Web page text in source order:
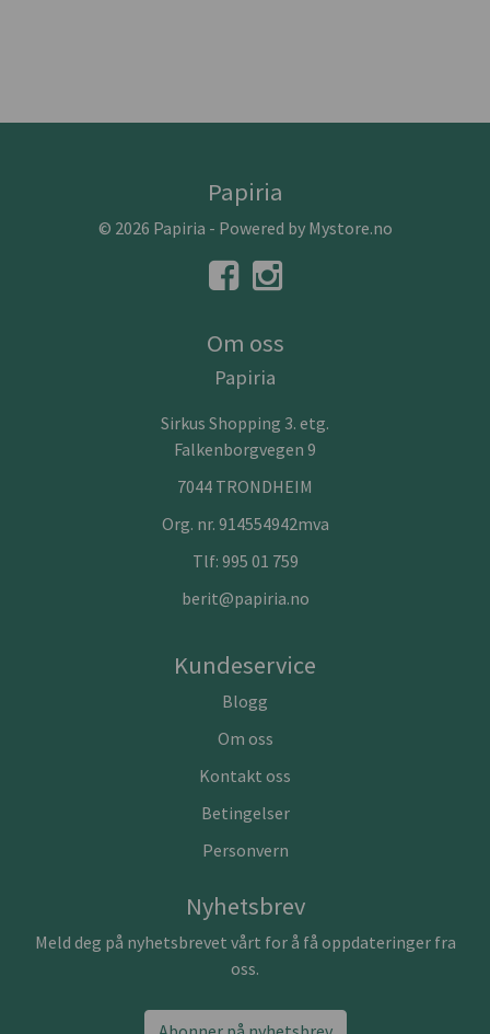
Papiria
© 2026 Papiria - Powered by Mystore.no
Om oss
Papiria
Sirkus Shopping 3. etg.
Falkenborgvegen 9
7044 TRONDHEIM
Org. nr. 914554942mva
Tlf: 995 01 759
berit@papiria.no
Kundeservice
Blogg
Om oss
Kontakt oss
Betingelser
Personvern
Nyhetsbrev
Meld deg på nyhetsbrevet vårt for å få oppdateringer fra
oss.